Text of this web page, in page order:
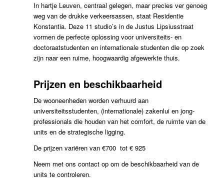
In hartje Leuven, centraal gelegen, maar precies ver genoeg
weg van de drukke verkeersassen, staat Residentie
Konstantia. Deze 11 studio’s in de Justus Lipsiusstraat
vormen de perfecte oplossing voor universiteits- en
doctoraatstudenten en internationale studenten die op zoek
zijn naar een ruime, hoogwaardig afgewerkte thuis.
Prijzen en beschikbaarheid
De wooneenheden worden verhuurd aan
universiteitsstudenten, (internationale) zakenlui en jong-
professionals die houden van het comfort, de ruimte van de
units en de strategische ligging.
De prijzen variëren van €700 tot € 925
Neem met ons contact op om de beschikbaarheid van de
units te controleren.